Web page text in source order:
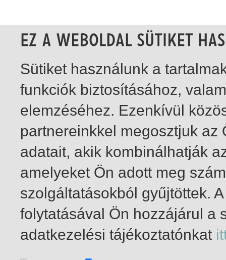
1-4 / összesen 4 találat
Sütiket használunk a
funkciók biztosításához,
elemzéséhez. Ezenkívül
partnereinkkel megosztjuk
adatait, akik kombinálhatják
amelyeket Ön adott meg
szolgáltatásokból gyűjtöttek.
folytatásával Ön hozzájárul a
adatkezelési tájékoztatónkat